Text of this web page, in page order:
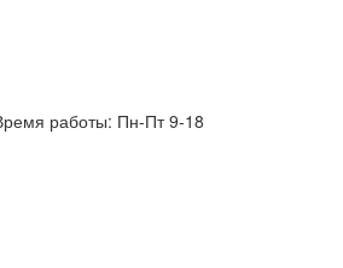
работы: Пн-Пт 9-18